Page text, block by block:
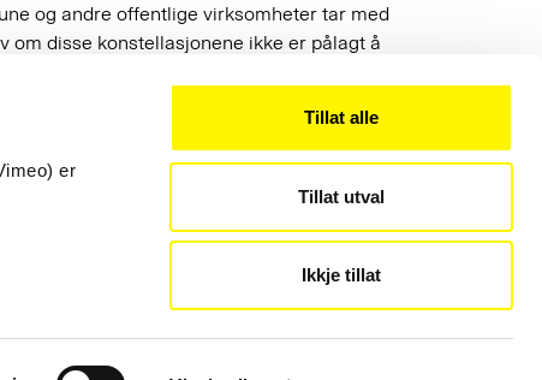
er
Tillat alle
Tillat utval
Ikkje tillat
og andre offentlige virksomheter tar med
om disse konstellasjonene ikke er pålagt å
til feil medlemsforening. Her er så underlig.
som lå langs veien mellom Oslo og
22 54 19 50
post@sprakradet.no
Personvern